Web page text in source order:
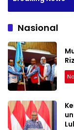
Putih, Pastikan Siap
Nasional